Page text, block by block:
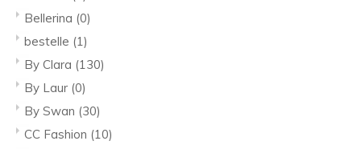
Bellerina (0)
bestelle (1)
By Clara (130)
By Laur (0)
By Swan (30)
CC Fashion (10)